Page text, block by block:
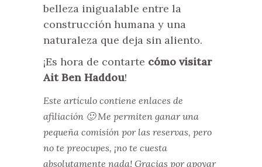
belleza inigualable entre la
construcción humana y una
naturaleza que deja sin aliento.
¡Es hora de contarte cómo visitar
Ait Ben Haddou!
Este artículo contiene enlaces de
afiliación 🙂 Me permiten ganar una
pequeña comisión por las reservas, pero
no te preocupes, ¡no te cuesta
absolutamente nada! Gracias por apoyar